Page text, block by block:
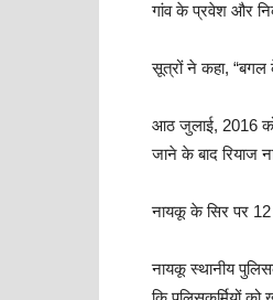
गांव के प्रवेश और
सूत्रों ने कहा, “बगल
आठ जुलाई, 2016
जाने के बाद रियाज
नायकू के सिर पर
नायकू स्थानीय